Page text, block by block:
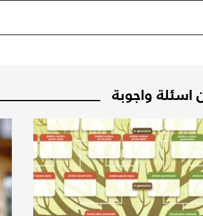
اسئلة واجوبة